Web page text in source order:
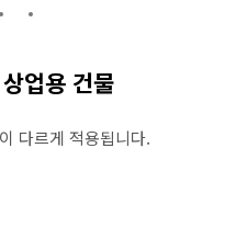
업용 건물
다르게 적용됩니다.